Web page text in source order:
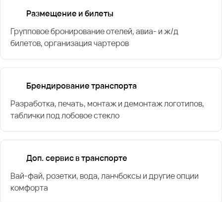
Размещение и билеты
Групповое бронирование отелей, авиа- и ж/д
билетов, организация чартеров
Брендирование транспорта
Разработка, печать, монтаж и демонтаж логотипов,
таблички под лобовое стекло
Доп. сервис в транспорте
Вай-фай, розетки, вода, ланчбоксы и другие опции
комфорта